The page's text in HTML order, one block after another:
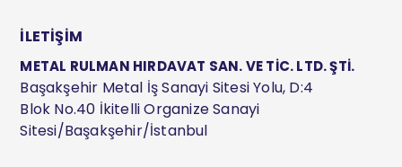
İLETİŞİM
METAL RULMAN HIRDAVAT SAN. VE TİC. LTD. ŞTİ.
Başakşehir Metal İş Sanayi Sitesi Yolu, D:4
Blok No.40 İkitelli Organize Sanayi
Sitesi/Başakşehir/İstanbul